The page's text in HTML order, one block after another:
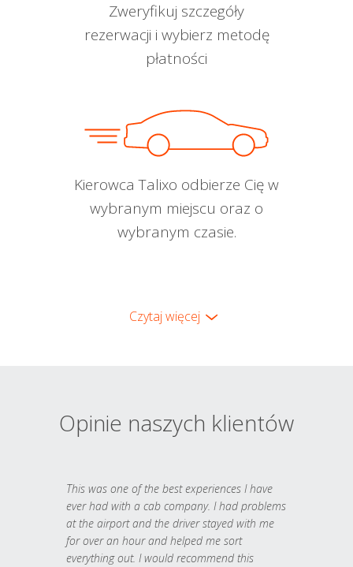
Zweryfikuj szczegóły
rezerwacji i wybierz metodę
płatności
Kierowca Talixo odbierze Cię w
wybranym miejscu oraz o
wybranym czasie.
Czytaj więcej
Opinie naszych klientów
This was one of the best experiences I have
ever had with a cab company. I had problems
at the airport and the driver stayed with me
for over an hour and helped me sort
everything out. I would recommend this